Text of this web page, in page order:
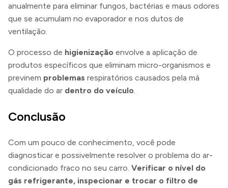
anualmente para eliminar fungos, bactérias e maus odores
que se acumulam no evaporador e nos dutos de
ventilação.
O processo de higienização envolve a aplicação de
produtos específicos que eliminam micro-organismos e
previnem problemas respiratórios causados pela má
qualidade do ar dentro do veículo
Conclusão
Com um pouco de conhecimento, você pode
diagnosticar e possivelmente resolver o problema do ar-
condicionado fraco no seu carro. Verificar o nível do
gás refrigerante, inspecionar e trocar o filtro de